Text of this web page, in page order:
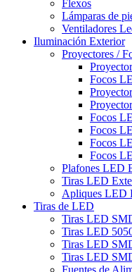
Flexos
Lámparas de
Ventiladores
Iluminación Exterior
Proyectores /
Focos
Focos
Focos
Focos
Focos
Plafones LED
Tiras LED
Apliques LED
Tiras de LED
Tiras LED
Tiras LED
Tiras LED
Tiras LED
Fuentes de